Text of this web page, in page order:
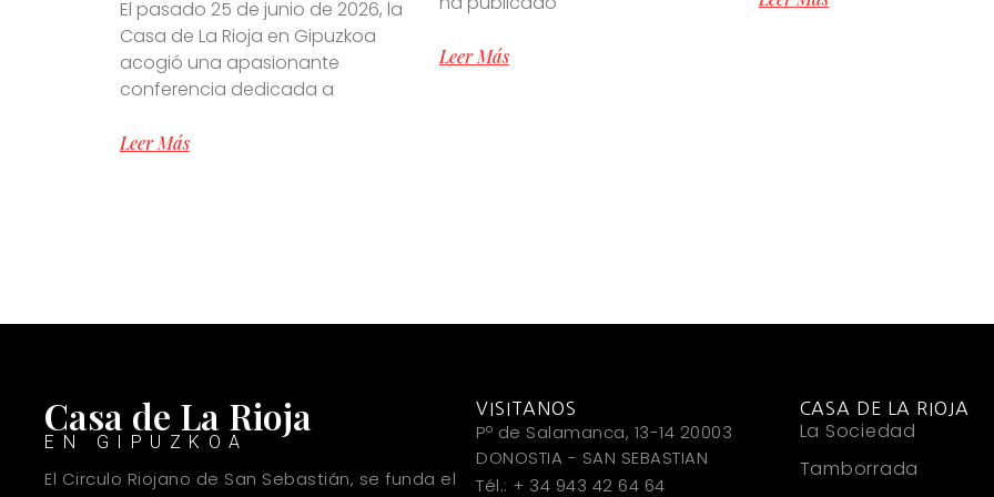
El pasado 25 de junio de 2026, la
Casa de La Rioja en Gipuzkoa
acogió una apasionante
conferencia dedicada a
Leer Más
Leer Más
Casa de La Rioja
EN GIPUZKOA
El Circulo Riojano de San Sebastián, se funda el
VISITANOS
Pº de Salamanca, 13-14 20003
DONOSTIA - SAN SEBASTIAN
Tél.: + 34 943 42 64 64
CASA DE LA RIOJA
La Sociedad
Tamborrada